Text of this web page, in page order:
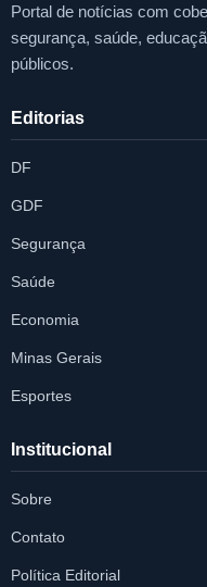
Portal de notícias com
segurança, saúde,
públicos.
Editorias
DF
GDF
Segurança
Saúde
Economia
Minas Gerais
Esportes
Institucional
Sobre
Contato
Política Editorial